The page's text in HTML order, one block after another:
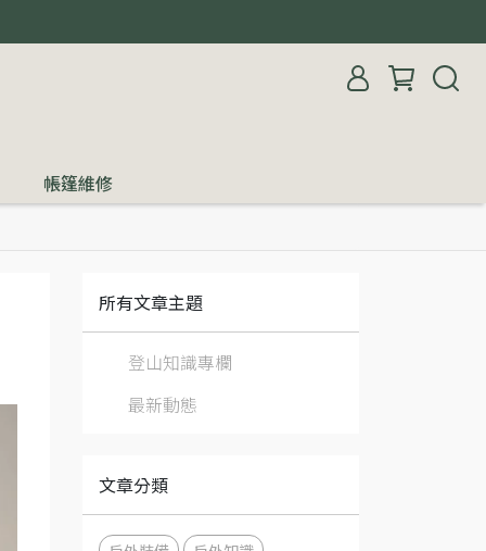
帳篷維修
所有文章主題
登山知識專欄
最新動態
文章分類